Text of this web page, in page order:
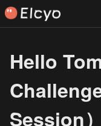
Hello
Session